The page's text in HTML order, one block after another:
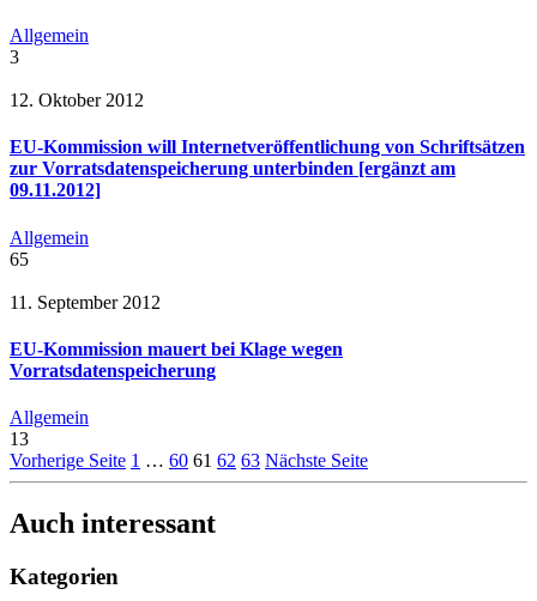
Allgemein
3
12. Oktober 2012
EU-Kommission will Internetveröffentlichung von Schriftsätzen
zur Vorratsdatenspeicherung unterbinden [ergänzt am
09.11.2012]
Allgemein
65
11. September 2012
EU-Kommission mauert bei Klage wegen
Vorratsdatenspeicherung
Allgemein
13
Vorherige Seite 1 … 60 61 62 63 Nächste Seite
Auch interessant
Kategorien